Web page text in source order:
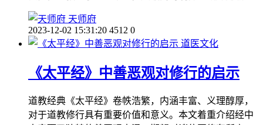
天师府
2023-12-02 15:31:20 4512 0
道医文化
《太平经》中善恶观对修行的启示
道教经典《太平经》卷帙浩繁，内涵丰富、义理醇厚，
对于道教修行具有重要价值和意义。本文着重介绍经中